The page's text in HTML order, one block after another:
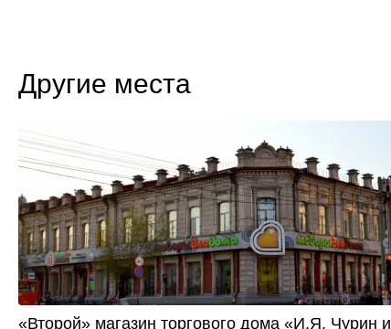
Другие места
«Второй» магазин торгового дома «И.Я. Чурин и